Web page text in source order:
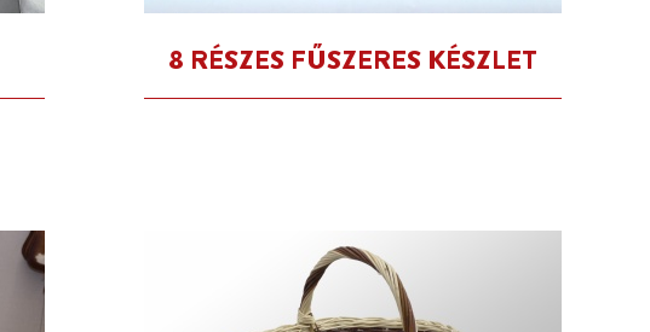
8 RÉSZES FŰSZERES KÉSZLET